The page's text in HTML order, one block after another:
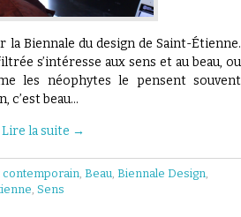
la Biennale du design de Saint-Étienne.
s’intéresse aux sens et au beau, ou
les néophytes le pensent souvent
c’est beau…
Lire la suite →
contemporain,Beau,Biennale Design,
, Sens